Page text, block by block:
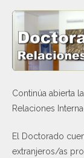
Continúa abierta
Relaciones
El Doctorado
extranjeros/as